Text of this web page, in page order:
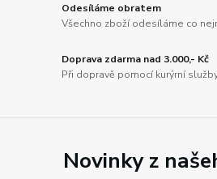
Odesíláme obratem
Všechno zboží odesíláme co
Doprava zdarma nad 3.000,- Kč
Při dopravě pomocí kurýrní
Novinky z